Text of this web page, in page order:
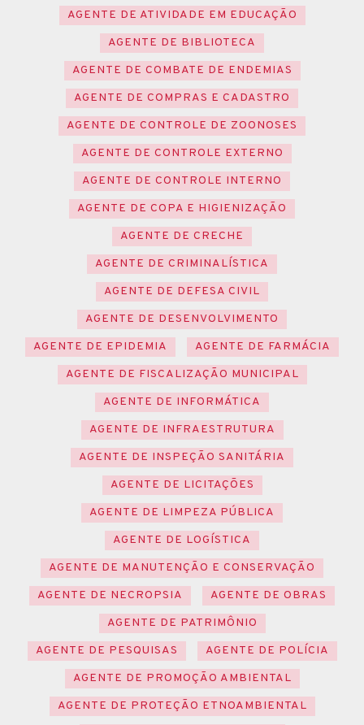
AGENTE DE ATIVIDADE EM EDUCAÇÃO
AGENTE DE BIBLIOTECA
AGENTE DE COMBATE DE ENDEMIAS
AGENTE DE COMPRAS E CADASTRO
AGENTE DE CONTROLE DE ZOONOSES
AGENTE DE CONTROLE EXTERNO
AGENTE DE CONTROLE INTERNO
AGENTE DE COPA E HIGIENIZAÇÃO
AGENTE DE CRECHE
AGENTE DE CRIMINALÍSTICA
AGENTE DE DEFESA CIVIL
AGENTE DE DESENVOLVIMENTO
AGENTE DE EPIDEMIA
AGENTE DE FARMÁCIA
AGENTE DE FISCALIZAÇÃO MUNICIPAL
AGENTE DE INFORMÁTICA
AGENTE DE INFRAESTRUTURA
AGENTE DE INSPEÇÃO SANITÁRIA
AGENTE DE LICITAÇÕES
AGENTE DE LIMPEZA PÚBLICA
AGENTE DE LOGÍSTICA
AGENTE DE MANUTENÇÃO E CONSERVAÇÃO
AGENTE DE NECROPSIA
AGENTE DE OBRAS
AGENTE DE PATRIMÔNIO
AGENTE DE PESQUISAS
AGENTE DE POLÍCIA
AGENTE DE PROMOÇÃO AMBIENTAL
AGENTE DE PROTEÇÃO ETNOAMBIENTAL